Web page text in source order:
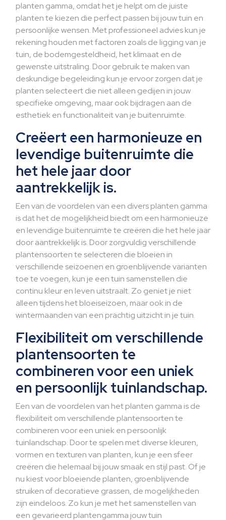
planten gamma, omdat het je helpt om de juiste
planten te kiezen die perfect passen bij jouw tuin en
persoonlijke wensen. Met professioneel advies kun je
rekening houden met factoren zoals de ligging van je
tuin, de bodemgesteldheid, het klimaat en de
gewenste uitstraling. Door gebruik te maken van
deskundige begeleiding kun je ervoor zorgen dat je
planten selecteert die niet alleen gedijen in jouw
specifieke omgeving, maar ook bijdragen aan de
esthetiek en functionaliteit van je buitenruimte.
Creëert een harmonieuze en
levendige buitenruimte die
het hele jaar door
aantrekkelijk is.
Een van de voordelen van een divers planten gamma
is dat het de mogelijkheid biedt om een harmonieuze
en levendige buitenruimte te creëren die het hele jaar
door aantrekkelijk is. Door zorgvuldig verschillende
plantensoorten te selecteren die bloeien in
verschillende seizoenen en groenblijvende varianten
toe te voegen, kun je een tuin samenstellen die
continu kleur en leven uitstraalt. Zo geniet je niet
alleen tijdens het bloeiseizoen, maar ook in de
wintermaanden van een prachtig uitzicht in je tuin.
Flexibiliteit om verschillende
plantensoorten te
combineren voor een uniek
en persoonlijk tuinlandschap.
Een van de voordelen van het planten gamma is de
flexibiliteit om verschillende plantensoorten te
combineren voor een uniek en persoonlijk
tuinlandschap. Door te spelen met diverse kleuren,
vormen en texturen van planten, kun je een sfeer
creëren die helemaal bij jouw smaak en stijl past. Of je
nu kiest voor bloeiende planten, groenblijvende
struiken of decoratieve grassen, de mogelijkheden
zijn eindeloos. Zo kun je met het samenstellen van
een gevarieerd plantengamma jouw tuin